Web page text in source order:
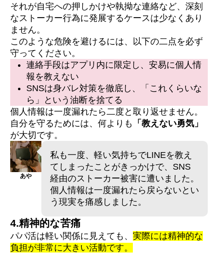
それが自宅への押しかけや執拗な連絡など、深刻
なストーカー行為に発展するケースは少なくあり
ません。
このような危険を避けるには、以下の二点を必ず
守ってください。
連絡手段はアプリ内に限定し、安易に個人情
報を教えない
SNSは身バレ対策を徹底し、「これくらいな
ら」という油断を捨てる
個人情報は一度漏れたら二度と取り返せません。
自分を守るためには、何よりも 「教えない勇気」
が大切です。
あや
私も一度、軽い気持ちでLINEを教え
てしまったことがきっかけで、SNS
経由のストーカー被害に遭いました。
個人情報は一度漏れたら戻らないとい
う現実を痛感しました。
4.精神的な苦痛
パパ活は軽い関係に見えても、 実際には精神的な
負担が非常に大きい活動です。